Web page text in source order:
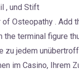
, und Stift
Osteopathy . Add
the terminal figure
jedem
im Casino, Ihrem